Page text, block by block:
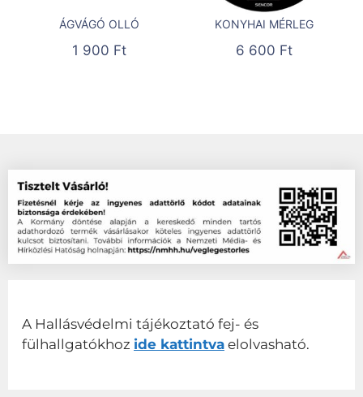
ÁGVÁGÓ OLLÓ
1 900 Ft
KONYHAI MÉRLEG
6 600 Ft
A Hallásvédelmi tájékoztató fej- és
fülhallgatókhoz ide kattintva elolvasható.